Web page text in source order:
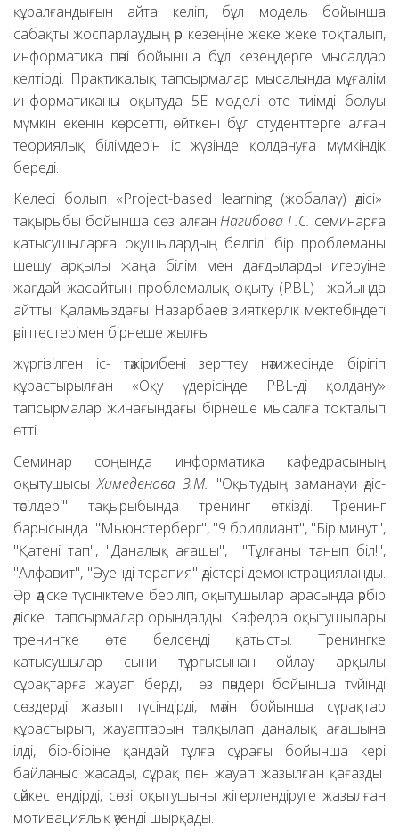
құралғандығын айта келіп, бұл модель бойынша
сабақты жоспарлаудың әр кезеңіне жеке жеке тоқталып,
информатика пәні бойынша бұл кезеңдерге мысалдар
келтірді. Практикалық тапсырмалар мысалында мұғалім
информатиканы оқытуда 5Е моделі өте тиімді болуы
мүмкін екенін көрсетті, өйткені бұл студенттерге алған
теориялық білімдерін іс жүзінде қолдануға мүмкіндік
береді.
Келесі болып «Project-based learning (жобалау) әдісі»
тақырыбы бойынша сөз алғанНагибова Г.С. семинарға
қатысушыларға оқушылардың белгілі бір проблеманы
шешу арқылы жаңа білім мен дағдыларды игеруіне
жағдай жасайтын проблемалық оқыту (PBL) жайында
айтты. Қаламыздағы Назарбаев зияткерлік мектебіндегі
әріптестерімен бірнеше жылғы
жүргізілген іс- тәжірибені зерттеу нәтижесінде бірігіп
құрастырылған «Оқу үдерісінде PBL-ді қолдану»
тапсырмалар жинағындағы бірнеше мысалға тоқталып
өтті.
Семинар соңында информатика кафедрасының
оқытушысыХимеденова З.М. "Оқытудың заманауи әдіс-
тәсілдері" тақырыбында тренинг өткізді. Тренинг
барысында "Мьюнстерберг", "9 бриллиант", "Бір минут",
"Қатені тап", "Даналық ағашы", "Тұлғаны танып біл!",
"Алфавит", "Әуенді терапия" әдістері демонстрацияланды.
Әр әдіске түсініктеме беріліп, оқытушылар арасында әрбір
әдіске тапсырмалар орындалды. Кафедра оқытушылары
тренингке өте белсенді қатысты. Тренингке
қатысушылар сыни тұрғысынан ойлау арқылы
сұрақтарға жауап берді, өз пәндері бойынша түйінді
сөздерді жазып түсіндірді, мәтін бойынша сұрақтар
құрастырып, жауаптарын талқылап даналық ағашына
ілді, бір-біріне қандай тұлға сұрағы бойынша кері
байланыс жасады, сұрақ пен жауап жазылған қағазды
сәйкестендірді, сөзі оқытушыны жігерлендіруге жазылған
мотивациялық әуенді шырқады.